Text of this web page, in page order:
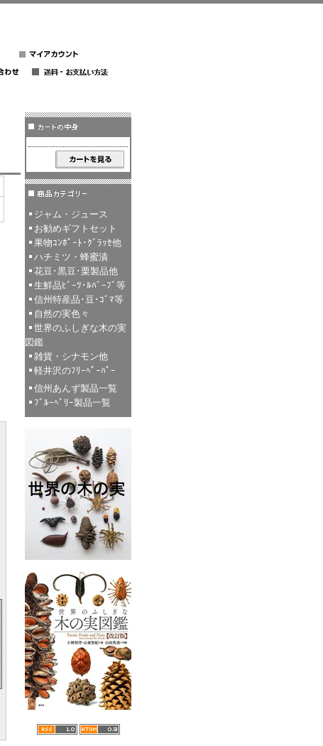
ジャム・ジュース
お勧めギフトセット
果物ｺﾝﾎﾟｰﾄ･ｸﾞﾗｯｾ他
ハチミツ・蜂蜜漬
花豆･黒豆･栗製品他
生鮮品ﾋﾞｰﾂ･ﾙﾊﾞｰﾌﾞ等
信州特産品･豆･ｺﾞﾏ等
自然の実色々
世界のふしぎな木の実
図鑑
雑貨・シナモン他
軽井沢のﾌﾘｰﾍﾟｰﾊﾟｰ
信州あんず製品一覧
ﾌﾞﾙｰﾍﾞﾘｰ製品一覧